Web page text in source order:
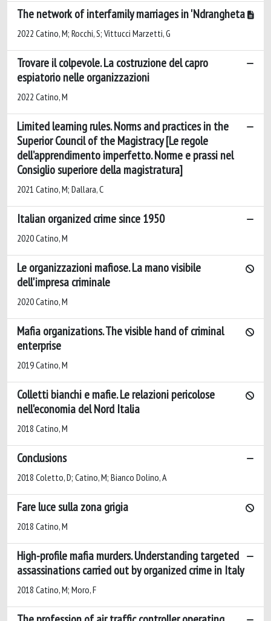
The network of interfamily marriages in 'Ndrangheta
2022 Catino, M; Rocchi, S; Vittucci Marzetti, G
Trovare il colpevole. La costruzione del capro
espiatorio nelle organizzazioni
2022 Catino, M
Limited learning rules. Norms and practices in the
Superior Council of the Magistracy [Le regole
dell’apprendimento imperfetto. Norme e prassi nel
Consiglio superiore della magistratura]
2021 Catino, M; Dallara, C
Italian organized crime since 1950
2020 Catino, M
Le organizzazioni mafiose. La mano visibile
dell'impresa criminale
2020 Catino, M
Mafia organizations. The visible hand of criminal
enterprise
2019 Catino, M
Colletti bianchi e mafie. Le relazioni pericolose
nell'economia del Nord Italia
2018 Catino, M
Conclusions
2018 Coletto, D; Catino, M; Bianco Dolino, A
Fare luce sulla zona grigia
2018 Catino, M
High-profile mafia murders. Understanding targeted
assassinations carried out by organized crime in Italy
2018 Catino, M; Moro, F